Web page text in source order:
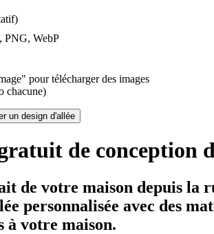
PNG, WebP
pour télécharger des images
chacune)
un design d'allée
de conception
de votre maison depuis la
personnalisée avec des
à votre maison.